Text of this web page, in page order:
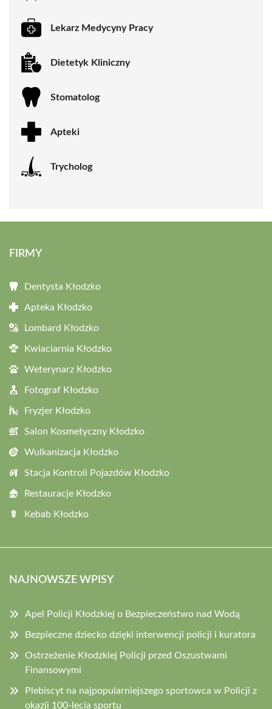
Lekarz Medycyny Pracy
Dietetyk Kliniczny
Stomatolog
Apteki
Trycholog
FIRMY
Dentysta Kłodzko
Apteka Kłodzko
Lombard Kłodzko
Kwiaciarnia Kłodzko
Weterynarz Kłodzko
Fotograf Kłodzko
Fryzjer Kłodzko
Salon Kosmetyczny Kłodzko
Wulkanizacja Kłodzko
Stacja Kontroli Pojazdów Kłodzko
Restauracje Kłodzko
Kebab Kłodzko
NAJNOWSZE WPISY
Apel Policji Kłodzkiej o Bezpieczeństwo nad Wodą
Bezpieczne dziecko dzięki interwencji policji i kuratora
Ostrzeżenie Kłodzkiej Policji przed Oszustwami
Finansowymi
Plebiscyt na najpopularniejszego sportowca w Policji z
okazji 100-lecia sportu